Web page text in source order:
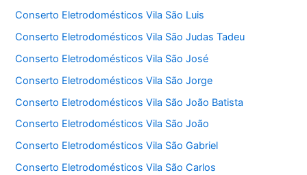
Conserto Eletrodomésticos Vila São Luis
Conserto Eletrodomésticos Vila São Judas Tadeu
Conserto Eletrodomésticos Vila São José
Conserto Eletrodomésticos Vila São Jorge
Conserto Eletrodomésticos Vila São João Batista
Conserto Eletrodomésticos Vila São João
Conserto Eletrodomésticos Vila São Gabriel
Conserto Eletrodomésticos Vila São Carlos